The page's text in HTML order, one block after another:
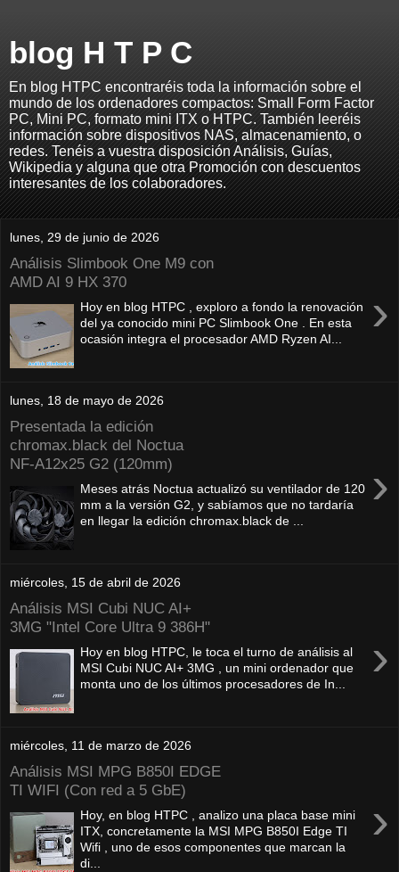
blog H T P C
En blog HTPC encontraréis toda la información sobre el
mundo de los ordenadores compactos: Small Form Factor
PC, Mini PC, formato mini ITX o HTPC. También leeréis
información sobre dispositivos NAS, almacenamiento, o
redes. Tenéis a vuestra disposición Análisis, Guías,
Wikipedia y alguna que otra Promoción con descuentos
interesantes de los colaboradores.
lunes, 29 de junio de 2026
Análisis Slimbook One M9 con
AMD AI 9 HX 370
›
Hoy en blog HTPC , exploro a fondo la renovación
del ya conocido mini PC Slimbook One . En esta
ocasión integra el procesador AMD Ryzen AI...
lunes, 18 de mayo de 2026
Presentada la edición
chromax.black del Noctua
NF‑A12x25 G2 (120mm)
›
Meses atrás Noctua actualizó su ventilador de 120
mm a la versión G2, y sabíamos que no tardaría
en llegar la edición chromax.black de ...
miércoles, 15 de abril de 2026
Análisis MSI Cubi NUC AI+
3MG "Intel Core Ultra 9 386H"
›
Hoy en blog HTPC, le toca el turno de análisis al
MSI Cubi NUC AI+ 3MG , un mini ordenador que
monta uno de los últimos procesadores de In...
miércoles, 11 de marzo de 2026
Análisis MSI MPG B850I EDGE
TI WIFI (Con red a 5 GbE)
›
Hoy, en blog HTPC , analizo una placa base mini
ITX, concretamente la MSI MPG B850I Edge TI
Wifi , uno de esos componentes que marcan la
di...